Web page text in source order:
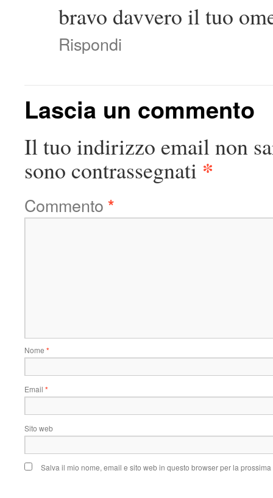
bravo davvero il tuo
Rispondi
Lascia un commento
Il tuo indirizzo email non
sono contrassegnati *
Commento *
Nome *
Email *
Sito web
Salva il mio nome, email e sito web in questo browser per la